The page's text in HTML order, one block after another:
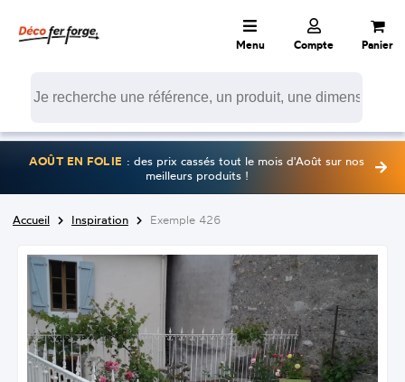
Menu Compte Panier
AOÛT EN FOLIE : des prix cassés tout le mois d'Août sur nos
meilleurs produits !
Accueil Inspiration Exemple 426